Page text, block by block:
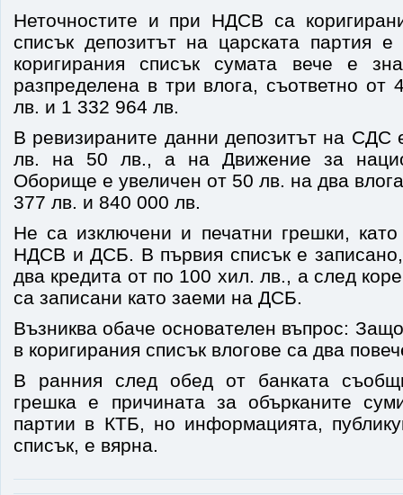
Неточностите и при НДСВ са
списък депозитът на царската партия
коригирания списък сумата вече е
разпределена в три влога, съответно
лв. и 1 332 964 лв.
В ревизираните данни депозитът на СДС
лв. на 50 лв., а на Движение за
Оборище е увеличен от 50 лв. на два
377 лв. и 840 000 лв.
Не са изключени и печатни грешки,
НДСВ и ДСБ. В първия списък е
два кредита от по 100 хил. лв., а след
са записани като заеми на ДСБ.
Възниква обаче основателен въпрос:
в коригирания списък влогове са два
В ранния след обед от банката
грешка е причината за обърканите
партии в КТБ, но информацията,
списък, е вярна.